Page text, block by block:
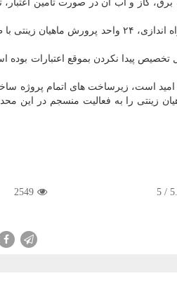
برق، گاز و آب آن در صورت تامین
تخصیص پیدا نكردن بموقع اعتبارات
است، زیرساخت های اتمام پروژه
زینتی را به فعالیت منسجم در این
/ 5
2549